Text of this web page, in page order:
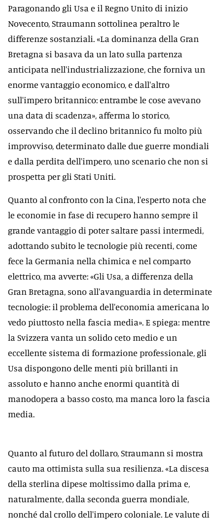
Paragonando gli Usa e il Regno Unito di inizio
Novecento, Straumann sottolinea peraltro le
differenze sostanziali. «La dominanza della Gran
Bretagna si basava da un lato sulla partenza
anticipata nell'industrializzazione, che forniva un
enorme vantaggio economico, e dall'altro
sull'impero britannico: entrambe le cose avevano
una data di scadenza», afferma lo storico,
osservando che il declino britannico fu molto più
improvviso, determinato dalle due guerre mondiali
e dalla perdita dell'impero, uno scenario che non si
prospetta per gli Stati Uniti.
Quanto al confronto con la Cina, l'esperto nota che
le economie in fase di recupero hanno sempre il
grande vantaggio di poter saltare passi intermedi,
adottando subito le tecnologie più recenti, come
fece la Germania nella chimica e nel comparto
elettrico, ma avverte: «Gli Usa, a differenza della
Gran Bretagna, sono all'avanguardia in determinate
tecnologie: il problema dell'economia americana lo
vedo piuttosto nella fascia media». E spiega: mentre
la Svizzera vanta un solido ceto medio e un
eccellente sistema di formazione professionale, gli
Usa dispongono delle menti più brillanti in
assoluto e hanno anche enormi quantità di
manodopera a basso costo, ma manca loro la fascia
media.
Quanto al futuro del dollaro, Straumann si mostra
cauto ma ottimista sulla sua resilienza. «La discesa
della sterlina dipese moltissimo dalla prima e,
naturalmente, dalla seconda guerra mondiale,
nonché dal crollo dell'impero coloniale. Le valute di